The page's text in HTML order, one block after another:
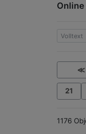
≪
21
1176